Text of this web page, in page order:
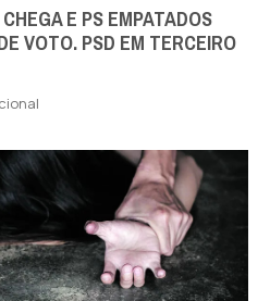
E PS EMPATADOS
VOTO. PSD EM TERCEIRO